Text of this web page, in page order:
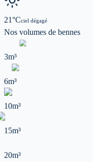
21°Cciel dégagé
Nos volumes de bennes
3m³
6m³
10m³
15m³
20m³